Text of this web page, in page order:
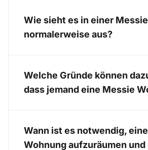
Wie sieht es in einer
normalerweise aus?
Welche Gründe können
dass jemand eine Messie
Wann ist es notwendig,
Wohnung aufzuräumen und